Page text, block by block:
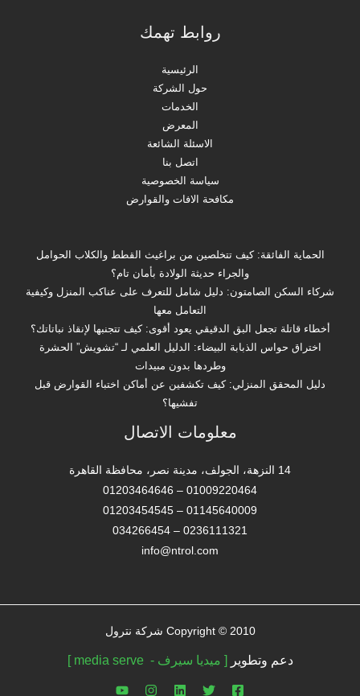
روابط تهمك
الرئيسية
حول الشركة
الخدمات
المعرض
الاسئلة الشائعة
اتصل بنا
سياسة الخصوصية
مكافحة الافات والقوارض
الحماية الفائقة: كيف تتخلصين من براغيث القطط والكلاب الحوامل
والجراء حديثة الولادة بأمان تام؟
شركاء السكن الصامتون: دليل شامل للتعرف على عناكب المنزل وكيفية
التعامل معها
أخطاء قاتلة تجعل البق الدقيقي يعود أقوى: كيف تتجنبها لإنقاذ نباتاتك؟
اختراق حواس الذبابة البيضاء: الدليل العلمي لـ “تشويش” الحشرة
وطردها بدون مبيدات
دليل المحقق المنزلي: كيف تكشفين عن أماكن اختباء القوارض قبل
تفشيها؟
معلومات الاتصال
14 النزهة، الجولف، مدينة نصر، محافظة القاهرة‬
01009220464 – 01203464646
01145640009 – 01203454545
0236111321 – 034266454
info@ntrol.com
Copyright © 2010 شركة نترول
دعم وتطوير [ ميديا سيرف - media serve ]